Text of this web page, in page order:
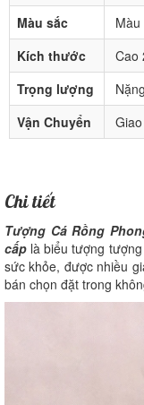
Màu sắc
Kích thước
Cao
Trọng lượng
Vận Chuyển
Chi tiết
Tượng Cá Rồng
cấp là biểu tượng
sức khỏe, được nhiều
bán chọn đặt trong